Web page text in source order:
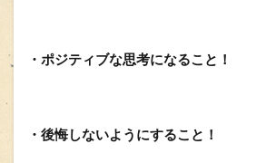
・ポジティブな思考になること！
・後悔しないようにすること！